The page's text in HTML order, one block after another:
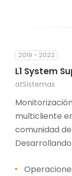
2019 - 2022
L1 System
atSistemas
multicliente
comunidad